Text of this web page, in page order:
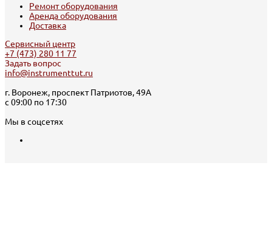
Ремонт оборудования
Аренда оборудования
Доставка
Сервисный центр
+7 (473) 280 11 77
Задать вопрос
info@instrumenttut.ru
г. Воронеж, проспект Патриотов, 49А
с 09:00 по 17:30
Мы в соцсетях